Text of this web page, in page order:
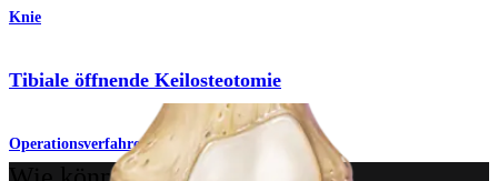
Knie
Tibiale öffnende Keilosteotomie
Operationsverfahren